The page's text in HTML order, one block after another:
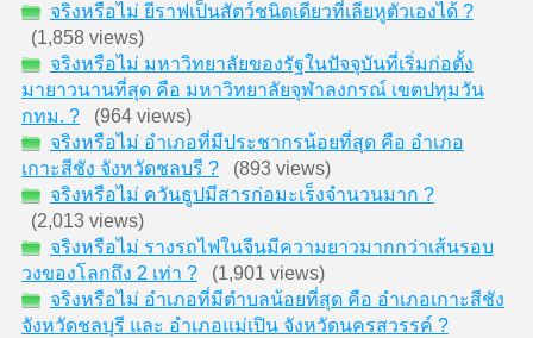
จริงหรือไม่ ยีราฟเป็นสัตว์ชนิดเดียวที่เลียหูตัวเองได้ ?
(1,858 views)
จริงหรือไม่ มหาวิทยาลัยของรัฐในปัจจุบันที่เริ่มก่อตั้ง
มายาวนานที่สุด คือ มหาวิทยาลัยจุฬาลงกรณ์ เขตปทุมวัน
กทม. ?(964 views)
จริงหรือไม่ อำเภอที่มีประชากรน้อยที่สุด คือ อำเภอ
เกาะสีชัง จังหวัดชลบรี ?(893 views)
จริงหรือไม่ ควันธูปมีสารก่อมะเร็งจำนวนมาก ?
(2,013 views)
จริงหรือไม่ รางรถไฟในจีนมีความยาวมากกว่าเส้นรอบ
วงของโลกถึง 2 เท่า ?(1,901 views)
จริงหรือไม่ อำเภอที่มีตำบลน้อยที่สุด คือ อำเภอเกาะสีชัง
จังหวัดชลบุรี และ อำเภอแม่เปิน จังหวัดนครสวรรค์ ?